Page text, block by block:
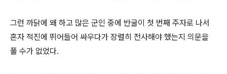
그런 까닭에 왜 하고 많은 군인 중에 반굴이 첫 번째 주자로 나서
혼자 적진에 뛰어들어 싸우다가 장렬히 전사해야 했는지 의문을
풀 수가 없었다.